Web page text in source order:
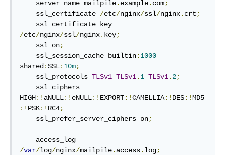
    server_name mailpile
. example. com;
    ssl_certificate
/etc/nginx/ssl/nginx. crt ;
/etc/nginx/ssl/nginx. key;
    ssl on
;
    ssl_session_cache builtin
: 1000
shared :SSL: 10m;
    ssl_protocols
TLSv1 TLSv1. 1 TLSv1. 2;
HIGH:! aNULL:! eNULL:! EXPORT:!CAMELLIA:! DES:!MD5
:! PSK:! RC4;
    ssl_prefer_server_ciphers on
;
/var/log/nginx/mailpile. access. log;